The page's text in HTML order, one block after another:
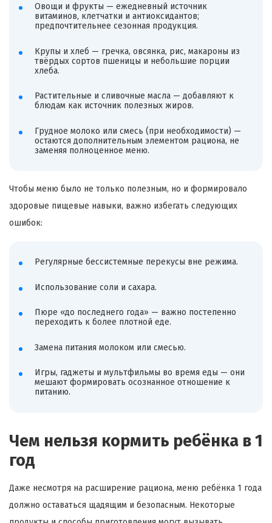
Овощи и фрукты — ежедневный источник
витаминов, клетчатки и антиоксидантов;
предпочтительнее сезонная продукция.
Крупы и хлеб — гречка, овсянка, рис, макароны из
твёрдых сортов пшеницы и небольшие порции
хлеба.
Растительные и сливочные масла — добавляют к
блюдам как источник полезных жиров.
Грудное молоко или смесь (при необходимости) —
остаются дополнительным элементом рациона, не
заменяя полноценное меню.
Чтобы меню было не только полезным, но и формировало
здоровые пищевые навыки, важно избегать следующих
ошибок:
Регулярные бессистемные перекусы вне режима.
Использование соли и сахара.
Пюре «до последнего года» — важно постепенно
переходить к более плотной еде.
Замена питания молоком или смесью.
Игры, гаджеты и мультфильмы во время еды — они
мешают формировать осознанное отношение к
питанию.
Чем нельзя кормить ребёнка в 1
год
Даже несмотря на расширение рациона, меню ребёнка 1 года
должно оставаться щадящим и безопасным. Некоторые